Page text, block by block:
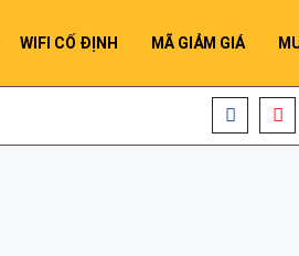
WIFI CỐ ĐỊNH MÃ GIẢM GIÁ